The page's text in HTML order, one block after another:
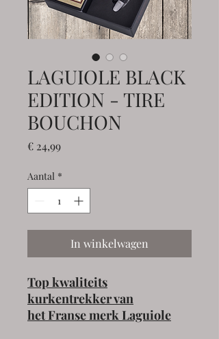
LAGUIOLE BLACK
EDITION - TIRE
BOUCHON
€ 24,99Prijs
Aantal *
In winkelwagen
Top kwaliteits
kurkentrekker van
het Franse merk Laguiole